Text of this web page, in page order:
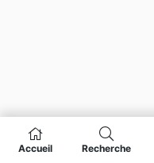
Accueil Recherche